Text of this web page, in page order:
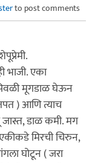
to post comments
भाजी. एका
मूगडाळ घेऊन
) आणि त्याच
डाळ कमी. मग
मिरची चिरुन,
घोटून ( जरा